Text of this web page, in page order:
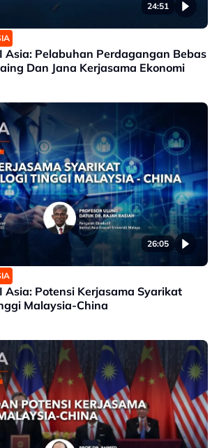
24:51
Asia: Pelabuhan Perdagangan Bebas
Dan Jana Kerjasama Ekonomi
26:05
Asia: Potensi Kerjasama Syarikat
Malaysia-China